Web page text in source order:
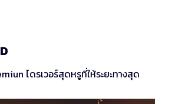
ไดรเวอร์สุดหรูที่ให้ระยะทางสุด